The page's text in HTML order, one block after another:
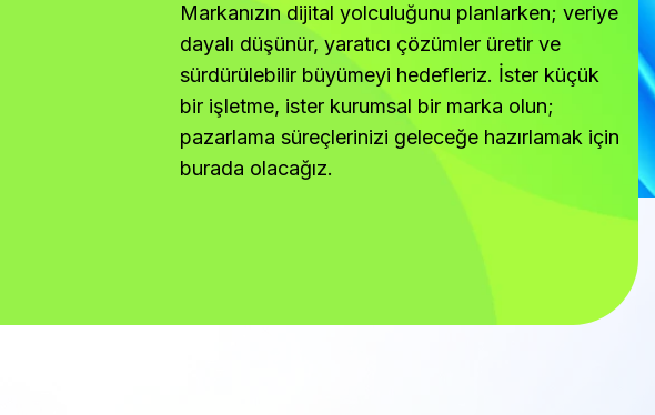
Markanızın dijital yolculuğunu planlarken; veriye
dayalı düşünür, yaratıcı çözümler üretir ve
sürdürülebilir büyümeyi hedefleriz. İster küçük
bir işletme, ister kurumsal bir marka olun;
pazarlama süreçlerinizi geleceğe hazırlamak için
burada olacağız.